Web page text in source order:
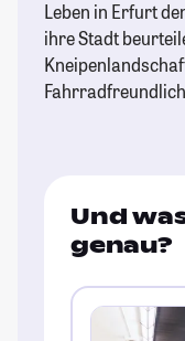
Leben in Erfurt
ihre Stadt
Und
genau?